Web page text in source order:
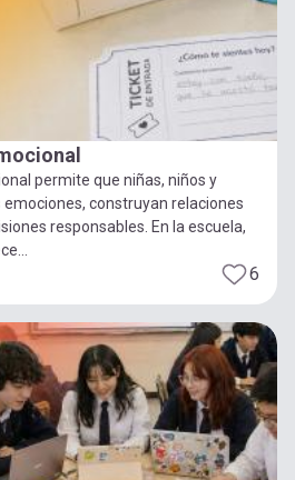
permite que niñas, niños y
construyan relaciones
responsables. En la escuela,
6